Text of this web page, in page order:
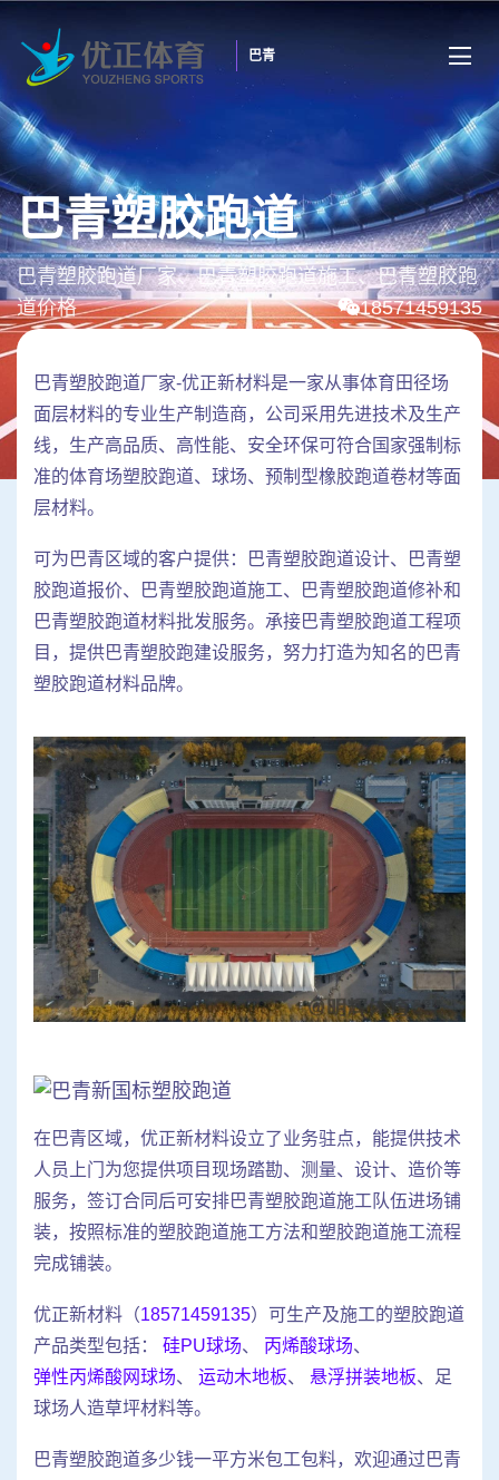
巴青
巴青塑胶跑道
巴青塑胶跑道厂家、巴青塑胶跑道施工、巴青塑胶跑
道价格
18571459135
巴青塑胶跑道厂家-优正新材料是一家从事体育田径场
面层材料的专业生产制造商，公司采用先进技术及生产
线，生产高品质、高性能、安全环保可符合国家强制标
准的体育场塑胶跑道、球场、预制型橡胶跑道卷材等面
层材料。
可为巴青区域的客户提供：巴青塑胶跑道设计、巴青塑
胶跑道报价、巴青塑胶跑道施工、巴青塑胶跑道修补和
巴青塑胶跑道材料批发服务。承接巴青塑胶跑道工程项
目，提供巴青塑胶跑建设服务，努力打造为知名的巴青
塑胶跑道材料品牌。
在巴青区域，优正新材料设立了业务驻点，能提供技术
人员上门为您提供项目现场踏勘、测量、设计、造价等
服务，签订合同后可安排巴青塑胶跑道施工队伍进场铺
装，按照标准的塑胶跑道施工方法和塑胶跑道施工流程
完成铺装。
优正新材料（18571459135）可生产及施工的塑胶跑道
产品类型包括： 硅PU球场、 丙烯酸球场、
弹性丙烯酸网球场、 运动木地板、 悬浮拼装地板、足
球场人造草坪材料等。
巴青塑胶跑道多少钱一平方米包工包料，欢迎通过巴青